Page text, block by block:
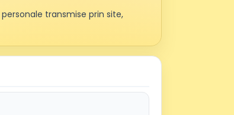
personale transmise prin site,